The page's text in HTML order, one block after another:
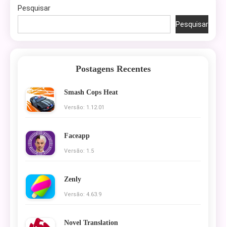
Pesquisar
Pesquisar
Postagens Recentes
Smash Cops Heat
Versão: 1.12.01
Faceapp
Versão: 1.5
Zenly
Versão: 4.63.9
Novel Translation